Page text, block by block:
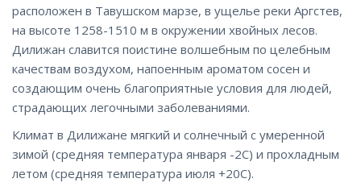
расположен в Тавушском марзе, в ущелье реки Аргстев,
на высоте 1258-1510 м в окружении хвойных лесов.
Дилижан славится поистине волшебным по целебным
качествам воздухом, напоенным ароматом сосен и
создающим очень благоприятные условия для людей,
страдающих легочными заболеваниями.
Климат в Дилижане мягкий и солнечный с умеренной
зимой (средняя температура января -2С) и прохладным
летом (средняя температура июля +20С).